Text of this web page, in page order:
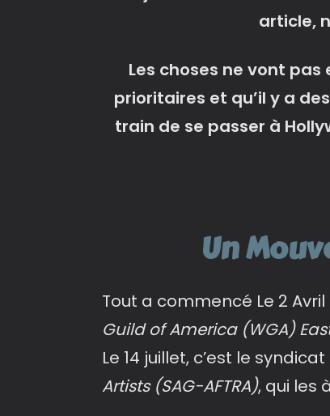
article,
Les choses ne vont
prioritaires et qu’il y a
train de se passer à
Un
Tout a commencé Le 2
Guild of America (WGA)
Le 14 juillet, c’est le
Artists (SAG-AFTRA), qui les